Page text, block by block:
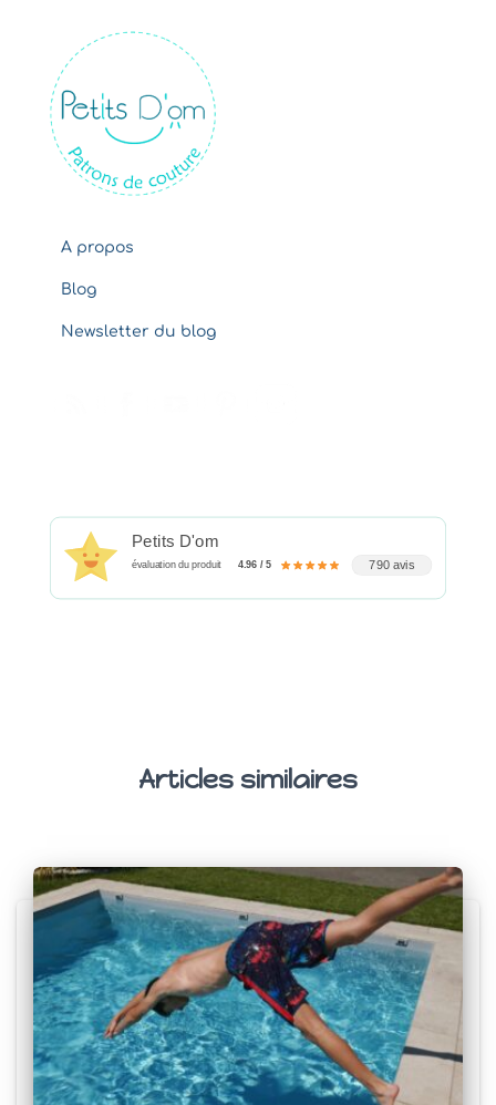
v
e
s
A propos
Blog
Newsletter du blog
Petits D'om
évaluation du produit 4.96 / 5 790 avis
Articles similaires